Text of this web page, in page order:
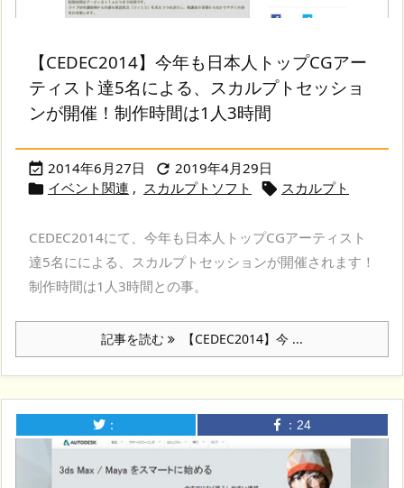
【CEDEC2014】今年も日本人トップCGアー
ティスト達5名による、スカルプトセッショ
ンが開催！制作時間は1人3時間
 2014年6月27日  2019年4月29日
 イベント関連 , スカルプトソフト  スカルプト
CEDEC2014にて、今年も日本人トップCGアーティスト
達5名にによる、スカルプトセッションが開催されます！
制作時間は1人3時間との事。
記事を読む 【CEDEC2014】今 ...
： ： 24